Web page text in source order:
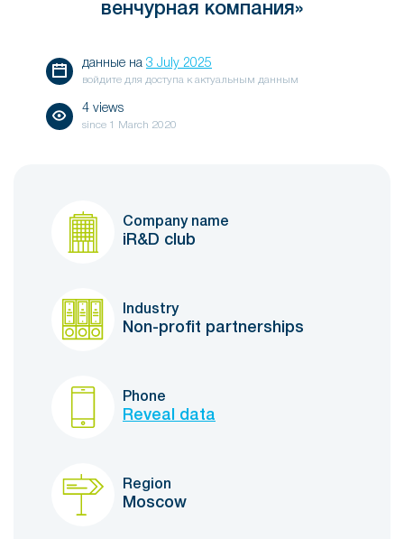
венчурная компания»
данные на 3 July 2025
войдите для доступа к актуальным данным
4 views
since 1 March 2020
Company name
iR&D club
Industry
Non-profit partnerships
Phone
Reveal data
Region
Moscow